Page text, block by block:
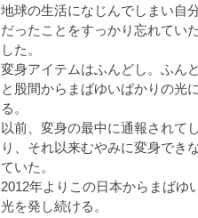
地球の生活になじんでしまい自
だったことをすっかり忘れてい
した。
変身アイテムはふんどし。ふん
と股間からまばゆいばかりの光
る。
以前、変身の最中に通報されて
り、それ以来むやみに変身でき
ていた。
2012年よりこの日本からまばゆ
光を発し続ける。